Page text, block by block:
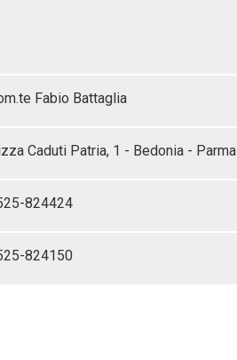
Fabio Battaglia
Caduti Patria, 1 - Bedonia - Parma
824424
824150